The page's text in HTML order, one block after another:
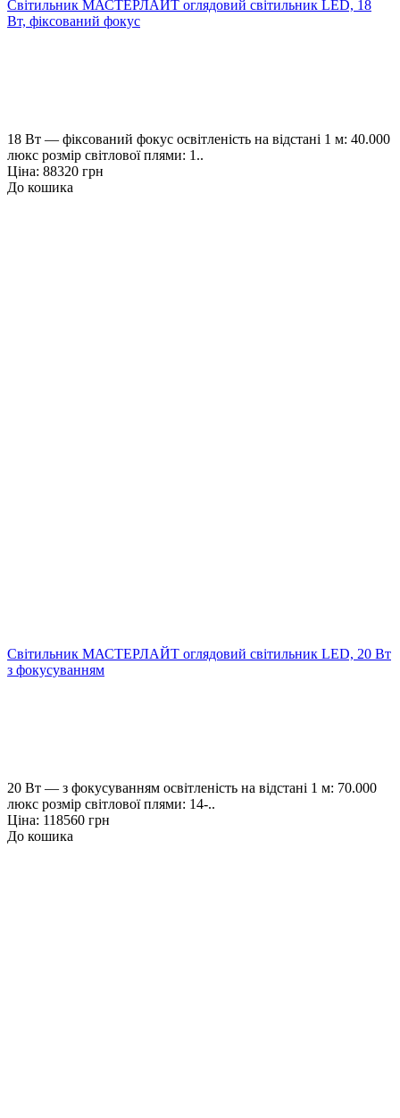
Світильник МАСТЕРЛАЙТ оглядовий світильник LED, 18
Вт, фіксований фокус
18 Вт — фіксований фокус освітленість на відстані 1 м: 40.000
люкс розмір світлової плями: 1..
Ціна: 88320 грн
До кошика
Світильник МАСТЕРЛАЙТ оглядовий світильник LED, 20 Вт
з фокусуванням
20 Вт — з фокусуванням освітленість на відстані 1 м: 70.000
люкс розмір світлової плями: 14-..
Ціна: 118560 грн
До кошика